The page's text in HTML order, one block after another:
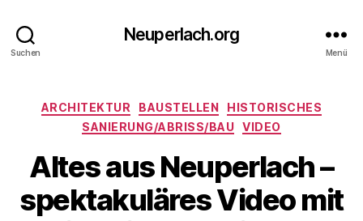
Suchen
Neuperlach.org
Menü
Kategorien
ARCHITEKTUR BAUSTELLEN
HISTORISCHES
SANIERUNG/ABRISS/BAU
VIDEO
Altes aus Neuperlach –
spektakuläres Video mit